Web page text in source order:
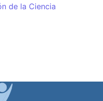
de la Ciencia